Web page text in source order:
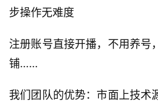
步操作无难度
注册账号直接开播，不用养号
铺……
我们团队的优势：市面上技术